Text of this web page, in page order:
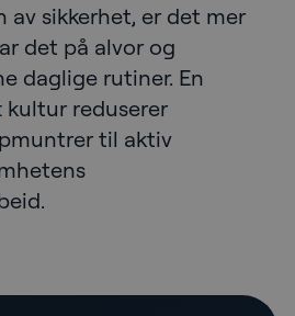
sikkerhet, er det mer
det på alvor og
daglige rutiner. En
kultur reduserer
til aktiv